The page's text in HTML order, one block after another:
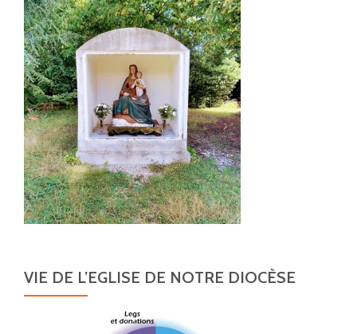
VIE DE L’EGLISE DE NOTRE DIOCÈSE